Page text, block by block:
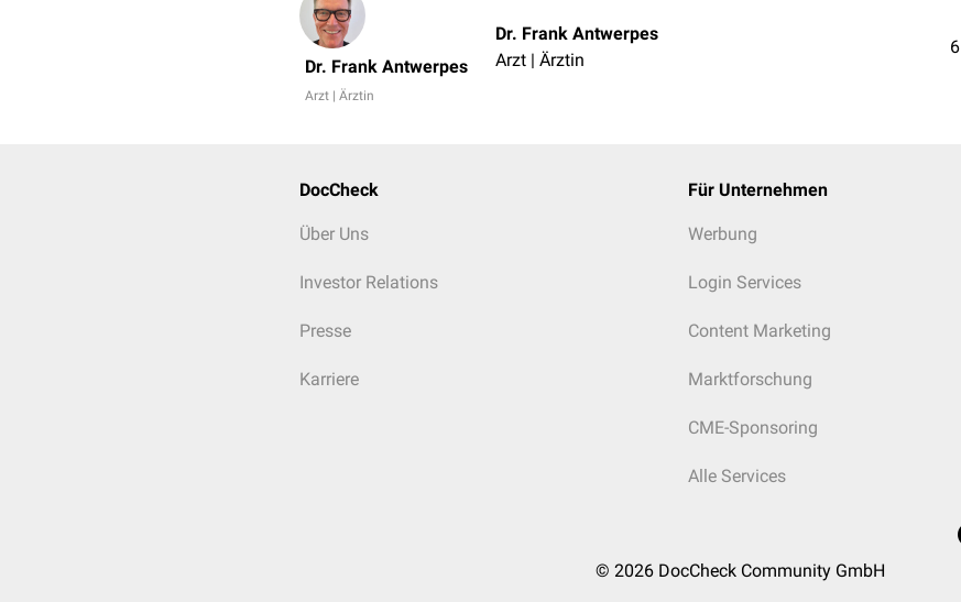
Dr. Frank Antwerpes
Arzt | Ärztin
Dr. Frank Antwerpes
Arzt | Ärztin
6
DocCheck
Über Uns
Investor Relations
Presse
Karriere
Für Unternehmen
Werbung
Login Services
Content Marketing
Marktforschung
CME-Sponsoring
Alle Services
© 2026 DocCheck Community GmbH